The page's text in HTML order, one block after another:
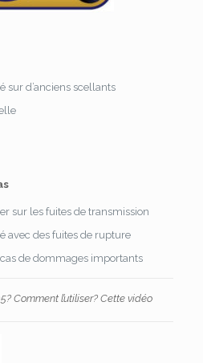
sur d’anciens scellants
sur les fuites de transmission
avec des fuites de rupture
de dommages importants
Comment l’utiliser? Cette vidéo